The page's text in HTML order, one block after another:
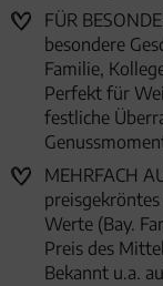
FÜR
besondere
Familie,
Perfekt für
festliche
MEHRFACH
Werte (Bay.
Preis des
Bekannt u.a.